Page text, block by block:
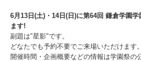
6月13日(土)・14日(日)に第64回 鎌倉学園
ます!
副題は"星影"です。
どなたでも予約不要でご来場いただけます。
開催時間・企画概要などの情報は学園祭の